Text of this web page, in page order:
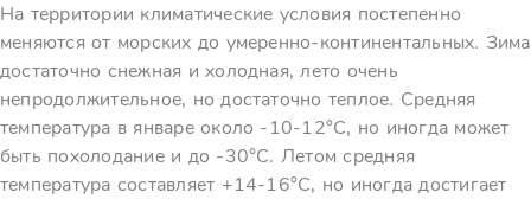
На территории климатические условия постепенно
меняются от морских до умеренно-континентальных. Зима
достаточно снежная и холодная, лето очень
непродолжительное, но достаточно теплое. Средняя
температура в январе около -10-12°C, но иногда может
быть похолодание и до -30°C. Летом средняя
температура составляет +14-16°C, но иногда достигает